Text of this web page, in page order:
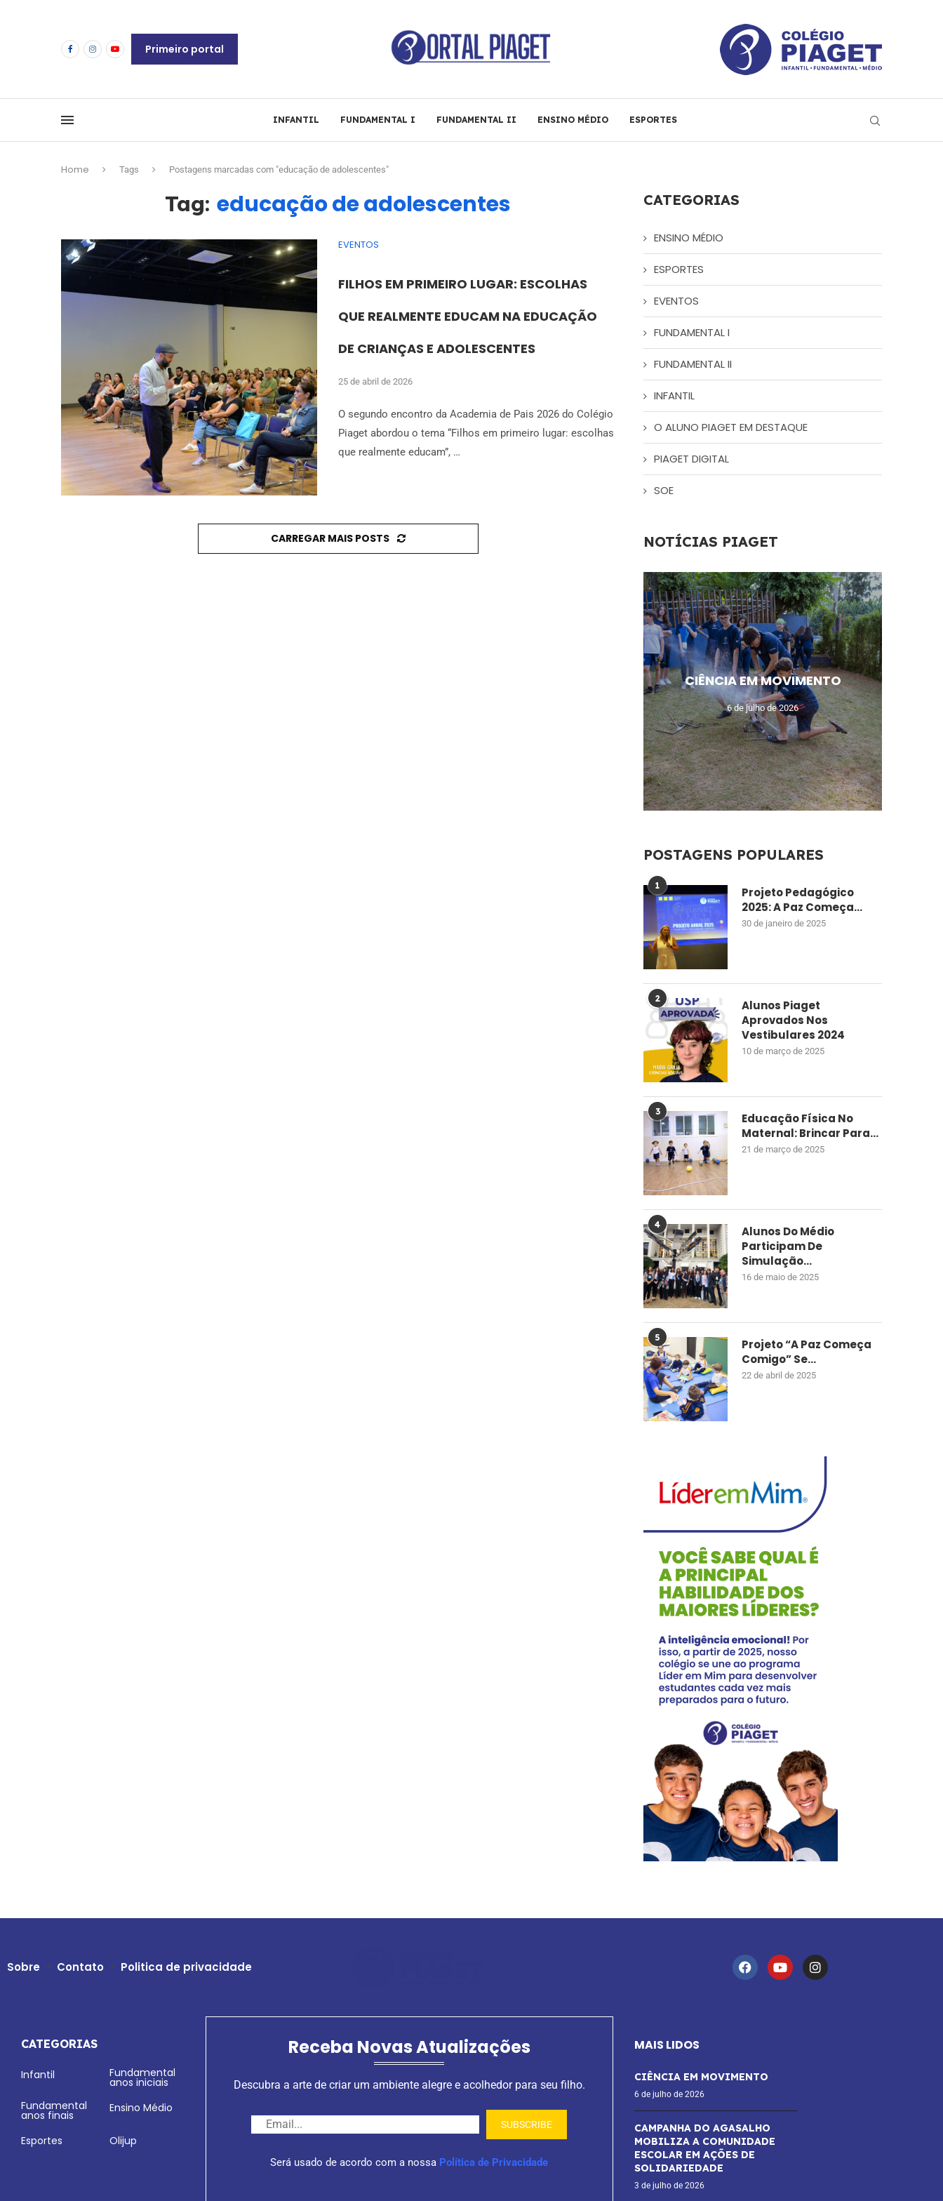
Primeiro portal
INFANTIL FUNDAMENTAL I FUNDAMENTAL II ENSINO MÉDIO ESPORTES
Home Tags Postagens marcadas com "educação de adolescentes"
Tag:educação de adolescentes
EVENTOS
FILHOS EM PRIMEIRO LUGAR: ESCOLHAS
QUE REALMENTE EDUCAM NA EDUCAÇÃO
DE CRIANÇAS E ADOLESCENTES
25 de abril de 2026
O segundo encontro da Academia de Pais 2026 do Colégio
Piaget abordou o tema “Filhos em primeiro lugar: escolhas
que realmente educam”, …
CARREGAR MAIS POSTS
CATEGORIAS
ENSINO MÉDIO
ESPORTES
EVENTOS
FUNDAMENTAL I
FUNDAMENTAL II
INFANTIL
O ALUNO PIAGET EM DESTAQUE
PIAGET DIGITAL
SOE
NOTÍCIAS PIAGET
CIÊNCIA EM MOVIMENTO
6 de julho de 2026
POSTAGENS POPULARES
1
Projeto Pedagógico
2025: A Paz Começa...
30 de janeiro de 2025
2
Alunos Piaget
Aprovados Nos
Vestibulares 2024
10 de março de 2025
3
Educação Física No
Maternal: Brincar Para...
21 de março de 2025
4
Alunos Do Médio
Participam De
Simulação...
16 de maio de 2025
5
Projeto “A Paz Começa
Comigo” Se...
22 de abril de 2025
Sobre Contato Politica de privacidade
CATEGORIAS
Infantil Fundamental
anos iniciais
Fundamental
anos finais
Ensino Médio
Esportes Olijup
Receba Novas Atualizações
Descubra a arte de criar um ambiente alegre e acolhedor para seu filho.
Será usado de acordo com a nossa Política de Privacidade
MAIS LIDOS
CIÊNCIA EM MOVIMENTO
6 de julho de 2026
CAMPANHA DO AGASALHO
MOBILIZA A COMUNIDADE
ESCOLAR EM AÇÕES DE
SOLIDARIEDADE
3 de julho de 2026